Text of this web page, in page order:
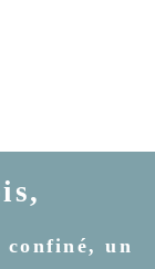
confiné, un